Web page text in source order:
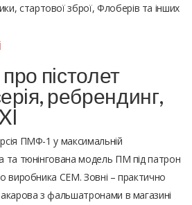
стартової зброї, Флоберів та інших
пістолет
ребрендинг,
ПМФ-1 у максимальній
та тюнінгована модель ПМ під патрон
виробника СЕМ. Зовні – практично
з фальшатронами в магазині